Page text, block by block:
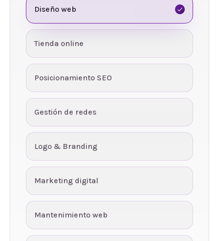
Diseño web
Tienda online
Posicionamiento SEO
Gestión de redes
Logo & Branding
Marketing digital
Mantenimiento web